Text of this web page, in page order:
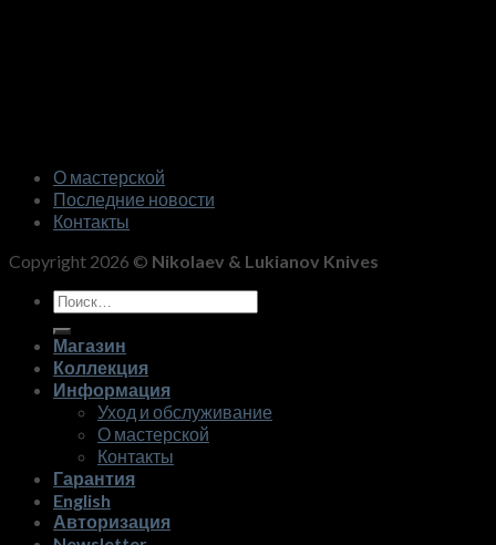
О мастерской
Последние новости
Контакты
Copyright 2026 © Nikolaev & Lukianov Knives
Искать:
Магазин
Коллекция
Информация
Уход и обслуживание
О мастерской
Контакты
Гарантия
English
Авторизация